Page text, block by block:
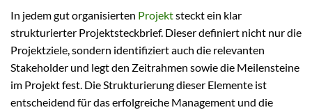
In jedem gut organisierten Projektsteckt ein klar
strukturierter Projektsteckbrief. Dieser definiert nicht nur die
Projektziele, sondern identifiziert auch die relevanten
Stakeholder und legt den Zeitrahmen sowie die Meilensteine
im Projekt fest. Die Strukturierung dieser Elemente ist
entscheidend für das erfolgreiche Management und die